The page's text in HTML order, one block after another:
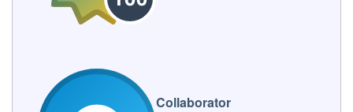
Collaborator